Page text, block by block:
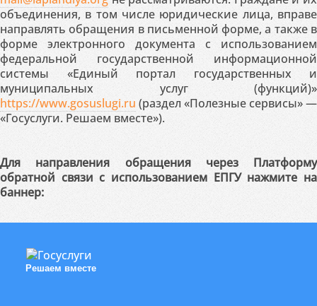
объединения, в том числе юридические лица, вправе
направлять обращения в письменной форме, а также в
форме электронного документа с использованием
федеральной государственной информационной
системы «Единый портал государственных и
муниципальных услуг (функций)»
https://www.gosuslugi.ru (раздел «Полезные сервисы» —
«Госуслуги. Решаем вместе»).
Для направления обращения через Платформу
обратной связи с использованием ЕПГУ нажмите на
баннер:
Решаем вместе